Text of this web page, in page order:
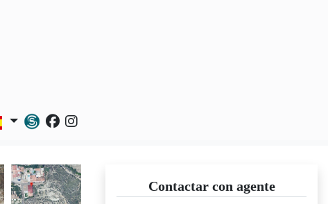
Contactar con agente